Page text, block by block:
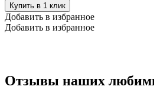
Купить в 1 клик
Добавить в избранное
Добавить в избранное
Отзывы наших